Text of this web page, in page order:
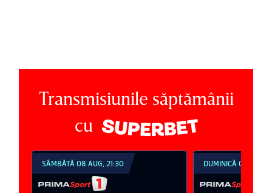
Transmisiunile săptămânii
cu
SÂMBĂTĂ 08 AUG, 21:30 DUMINICĂ 09 AUG,